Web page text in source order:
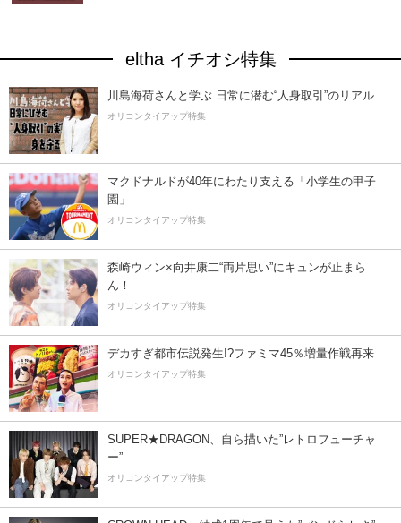
eltha イチオシ特集
川島海荷さんと学ぶ 日常に潜む“人身取引”のリアル
オリコンタイアップ特集
マクドナルドが40年にわたり支える「小学生の甲子
園」
オリコンタイアップ特集
森崎ウィン×向井康二“両片思い”にキュンが止まら
ん！
オリコンタイアップ特集
デカすぎ都市伝説発生!?ファミマ45％増量作戦再来
オリコンタイアップ特集
SUPER★DRAGON、自ら描いた”レトロフューチャ
ー”
オリコンタイアップ特集